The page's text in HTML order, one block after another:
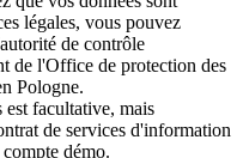
légales, vous pouvez
de contrôle
de l'Office de protection des
Pologne.
est facultative, mais
de services d'information
démo.